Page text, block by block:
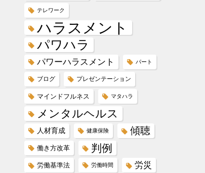
テレワーク
ハラスメント
パワハラ
パワーハラスメント パート
ブログ プレゼンテーション
マインドフルネス マタハラ
メンタルヘルス
人材育成 健康保険 傾聴
働き方改革 判例
労働基準法 労働時間 労災